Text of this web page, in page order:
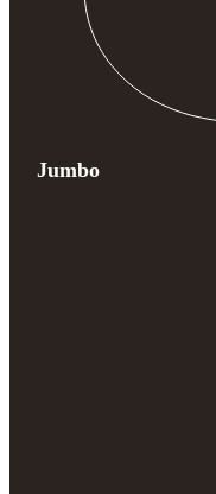
Jumbo